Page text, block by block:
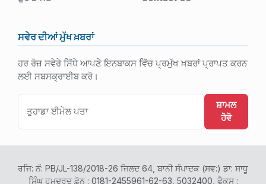
ਸਵੇਰ ਦੀਆਂ ਮੁੱਖ ਖ਼ਬਰਾਂ
ਹਰ ਰੋਜ਼ ਸਵੇਰੇ ਸਿੱਧੇ ਆਪਣੇ ਇਨਬਾਕਸ ਵਿੱਚ ਪ੍ਰਮੁੱਖ ਖ਼ਬਰਾਂ ਪ੍ਰਾਪਤ ਕਰਨ
ਲਈ ਸਬਸਕ੍ਰਾਈਬ ਕਰੋ।
ਸ਼ਾਮਲ
ਹੋਵੋ
ਰਜਿ: ਨੰ: PB/JL-138/2018-26 ਜਿਲਦ 64, ਬਾਨੀ ਸੰਪਾਦਕ (ਸਵ:) ਡਾ: ਸਾਧੂ
ਸਿੰਘ ਹਮਦਰਦ ਫ਼ੋਨ : 0181-2455961-62-63, 5032400, ਫੈਕਸ :